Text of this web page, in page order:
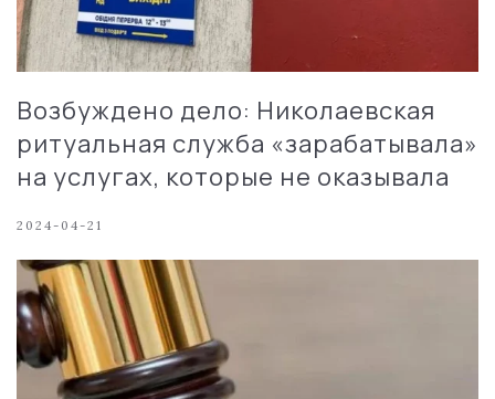
Возбуждено дело: Николаевская
ритуальная служба «зарабатывала»
на услугах, которые не оказывала
2024-04-21